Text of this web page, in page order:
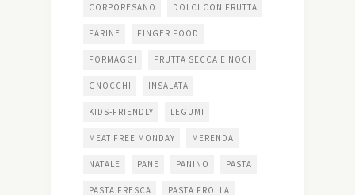
CORPORESANO DOLCI CON FRUTTA
FARINE FINGER FOOD
FORMAGGI FRUTTA SECCA E NOCI
GNOCCHI INSALATA
KIDS-FRIENDLY LEGUMI
MEAT FREE MONDAY MERENDA
NATALE PANE PANINO PASTA
PASTA FRESCA PASTA FROLLA